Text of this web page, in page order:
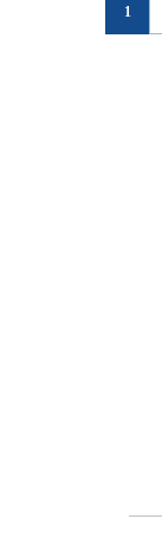
1